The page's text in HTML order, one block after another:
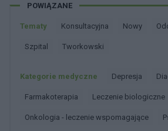
POWIĄZANE
Tematy Konsultacyjna Nowy
Szpital Tworkowski
Kategorie medyczne Depresja
Farmakoterapia Leczenie biologiczne
Onkologia - leczenie wspomagające